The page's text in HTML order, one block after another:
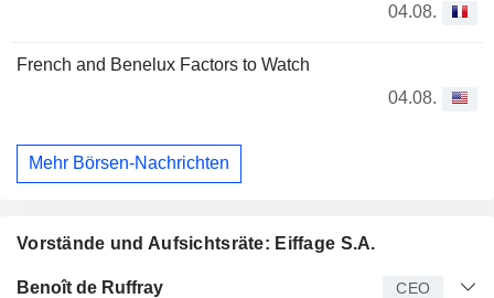
04.08.
French and Benelux Factors to Watch
04.08.
Mehr Börsen-Nachrichten
Vorstände und Aufsichtsräte: Eiffage S.A.
Manager Titel Alter
Benoît de Ruffray CEO